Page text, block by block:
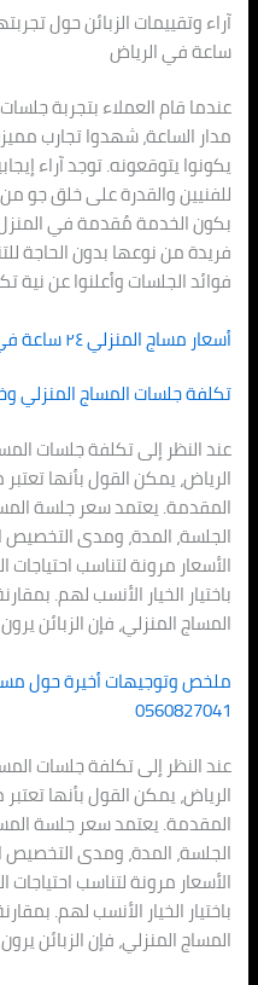
ساعة في الرياض
عندما قام العملاء بتجربة
مدار الساعة، شهدوا تجارب
يكونوا يتوقعونه. توجد آراء
للفنيين والقدرة على خلق جو
بكون الخدمة مُقدمة في
فريدة من نوعها بدون الحاجة
فوائد الجلسات وأعلنوا عن نية
أسعار مساج المنزلي ٢٤ ساعة في الرياض
تكلفة جلسات المساج المنزلي
الرياض، يمكن القول بأنها
المقدمة. يعتمد سعر جلسة
الجلسة، المدة، ومدى
الأسعار مرونة لتناسب
باختيار الخيار الأنسب لهم.
المساج المنزلي، فإن الزبائن
0560827041
الرياض، يمكن القول بأنها
المقدمة. يعتمد سعر جلسة
الجلسة، المدة، ومدى
الأسعار مرونة لتناسب
باختيار الخيار الأنسب لهم.
المساج المنزلي، فإن الزبائن